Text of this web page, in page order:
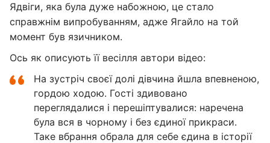
Ядвіги, яка була дуже набожною, це стало
справжнім випробуванням, адже Ягайло на той
момент був язичником.
Ось як описують її весілля автори відео:
На зустріч своєї долі дівчина йшла впевненою,
гордою ходою. Гості здивовано
переглядалися і перешіптувалися: наречена
була вся в чорному і без єдиної прикраси.
Таке вбрання обрала для себе єдина в історії